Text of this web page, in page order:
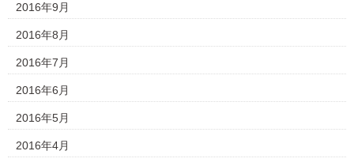
2016年9月
2016年8月
2016年7月
2016年6月
2016年5月
2016年4月